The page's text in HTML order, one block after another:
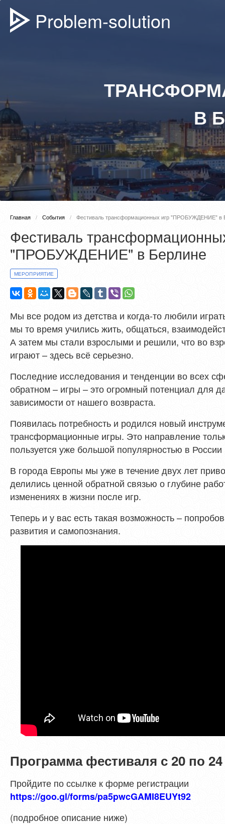
Problem-solution
В
Главная События Фестиваль трансформационных игр "ПРОБУЖДЕНИЕ" в
Фестиваль
"ПРОБУЖДЕНИЕ" в Берлине
МЕРОПРИЯТИЕ
Мы все родом из детства и когда-то любили
мы то время учились жить, общаться,
А затем мы стали взрослыми и решили, что во
играют – здесь всё серьезно.
Последние исследования и тенденции во всех
обратном – игры – это огромный потенциал для
зависимости от нашего возвраста.
Появилась потребность и родился новый
трансформационные игры. Это направление
пользуется уже большой популярностью в России
В города Европы мы уже в течение двух лет
делились ценной обратной связью о глубине
изменениях в жизни после игр.
Теперь и у вас есть такая возможность –
развития и самопознания.
Программа фестиваля с 20 по
Пройдите по ссылке к форме регистрации
https://goo.gl/forms/pa5pwcGAMI8EUYt92
(подробное описание ниже)